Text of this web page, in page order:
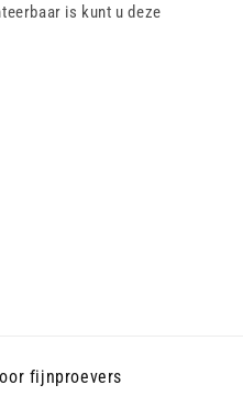
is kunt u deze
fijnproevers